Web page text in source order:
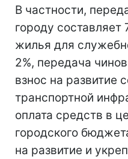
В частности,
городу составляет
жилья для
2%, передача
взнос на развитие
транспортной
оплата средств в
городского
на развитие и